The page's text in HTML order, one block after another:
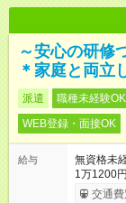
～安心の研修
＊家庭と両立
派遣 職種未経験OK
WEB登録・面接OK
給与
無資格未
1万1200
交通費